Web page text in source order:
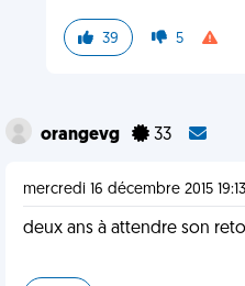
39 5
orangevg 33
mercredi 16 décembre 2015 19:13
deux ans à attendre son